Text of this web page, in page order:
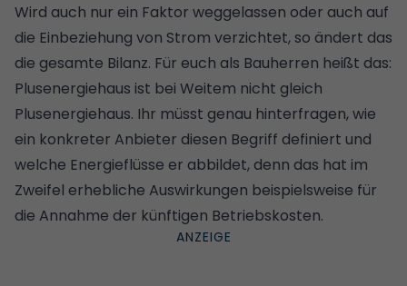
Wird auch nur ein Faktor weggelassen oder auch auf
die Einbeziehung von Strom verzichtet, so ändert das
die gesamte Bilanz. Für euch als Bauherren heißt das:
Plusenergiehaus ist bei Weitem nicht gleich
Plusenergiehaus. Ihr müsst genau hinterfragen, wie
ein konkreter Anbieter diesen Begriff definiert und
welche Energieflüsse er abbildet, denn das hat im
Zweifel erhebliche Auswirkungen beispielsweise für
die Annahme der künftigen Betriebskosten.